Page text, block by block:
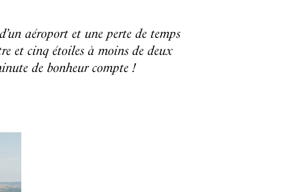
aéroport et une perte de temps
et cinq étoiles à moins de deux
de bonheur compte !